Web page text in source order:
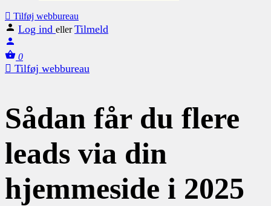
Tilføj webbureau
Log ind eller Tilmeld
0
Tilføj webbureau
Sådan får du flere
leads via din
hjemmeside i 2025